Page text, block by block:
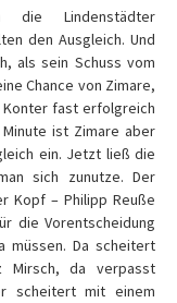
die Lindenstädter
den Ausgleich. Und
als sein Schuss vom
Chance von Zimare,
Konter fast erfolgreich
ist Zimare aber
ein. Jetzt ließ die
sich zunutze. Der
Kopf – Philipp Reuße
die Vorentscheidung
müssen. Da scheitert
Mirsch, da verpasst
scheitert mit einem